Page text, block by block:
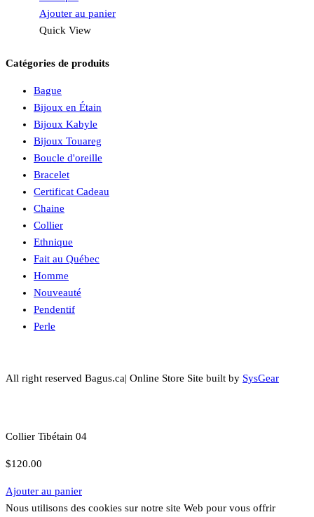
Ajouter au panier
Quick View
Catégories de produits
Bague
Bijoux en Étain
Bijoux Kabyle
Bijoux Touareg
Boucle d'oreille
Bracelet
Certificat Cadeau
Chaine
Collier
Ethnique
Fait au Québec
Homme
Nouveauté
Pendentif
Perle
All right reserved Bagus.ca| Online Store Site built by SysGear
Collier Tibétain 04
$120.00
Ajouter au panier
Nous utilisons des cookies sur notre site Web pour vous offrir